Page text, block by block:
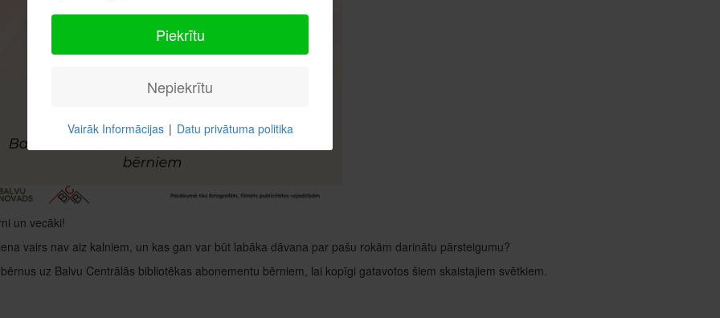
un vecāki!
vairs nav aiz kalniem, un kas gan var būt labāka dāvana par pašu rokām darinātu pārsteigumu?
uz Balvu Centrālās bibliotēkas abonementu bērniem, lai kopīgi gatavotos šiem skaistajiem svētkiem.
Piekrītu
Nepiekrītu
Vairāk Informācijas | Datu privātuma politika